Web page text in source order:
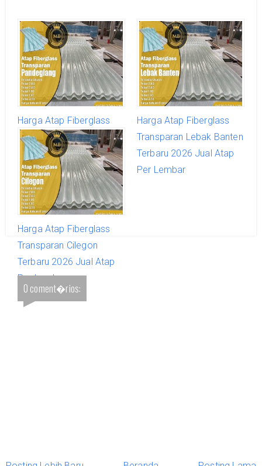
Harga Atap Fiberglass
Transparan Pandeglang
Terbaru 2026 Jual Atap
Per Lembar
Harga Atap Fiberglass
Transparan Lebak Banten
Terbaru 2026 Jual Atap
Per Lembar
Harga Atap Fiberglass
Transparan Cilegon
Terbaru 2026 Jual Atap
Per Lembar
0 coment�rios: